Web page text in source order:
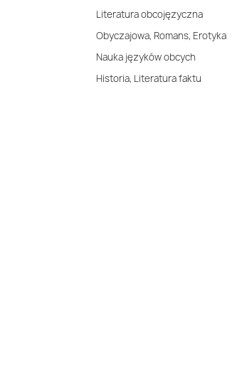
Literatura obcojęzyczna
Obyczajowa, Romans, Erotyka
Nauka języków obcych
Historia, Literatura faktu